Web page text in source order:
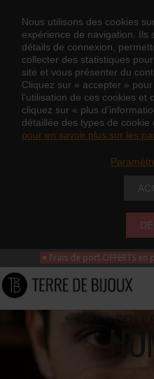
Nous utilisons des cookies
expérience de navigation. Ils
détails de connexion,
collecter des statistiques
site et vous présenter du
Cliquez sur « accepter »
l’utilisation de ces cookies
cliquez sur « plus
détaillée des types de cookie
pour en savoir plus sur les
♥ Frais de port OFFERTS